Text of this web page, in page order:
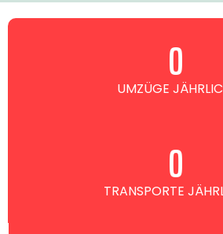
UMZÜGE0
TRANSPORTE
0